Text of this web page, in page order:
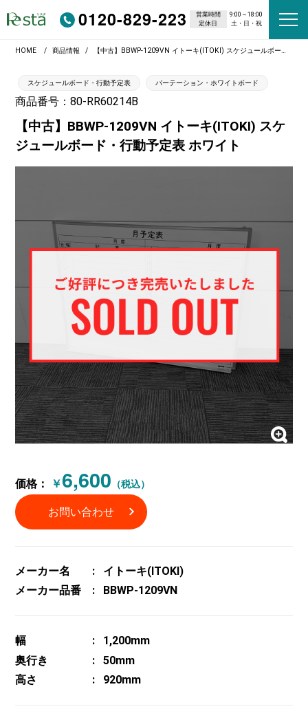
0120-829-223 営業時間
9:00～18:00
定休日
土・日・祝
HOME 商品情報 【中古】BBWP-1209VN イトーキ(ITOKI) スケジュールボード・行動予定表 ホワイト
スケジュールボード・行動予定表 パーテーション・ホワイトボード
商品番号：80-RR60214B
【中古】BBWP-1209VN イトーキ(ITOKI) スケ
ジュールボード・行動予定表 ホワイト
価格： ￥6,600 （税込）
お問い合わせ
メーカー名
イトーキ(ITOKI)
メーカー品番
BBWP-1209VN
幅
1,200mm
奥行き
50mm
高さ
920mm